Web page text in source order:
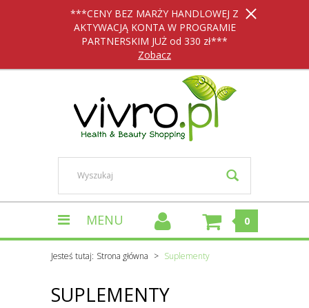
***CENY BEZ MARŻY HANDLOWEJ Z
AKTYWACJĄ KONTA W PROGRAMIE
PARTNERSKIM JUŻ od 330 zł***
Zobacz
MENU 0
Jesteś tutaj: Strona główna Suplementy
SUPLEMENTY